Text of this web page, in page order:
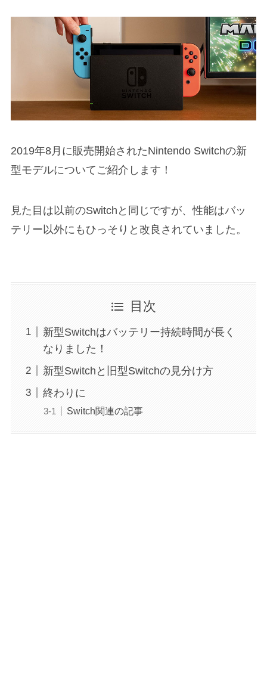
2019年8月に販売開始されたNintendo Switchの新
型モデルについてご紹介します！
見た目は以前のSwitchと同じですが、性能はバッ
テリー以外にもひっそりと改良されていました。
目次
新型Switchはバッテリー持続時間が長く
なりました！
新型Switchと旧型Switchの見分け方
終わりに
Switch関連の記事